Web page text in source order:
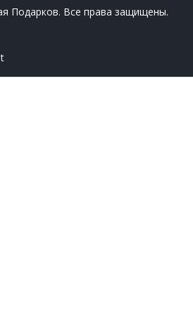
Подарков. Все права защищены.